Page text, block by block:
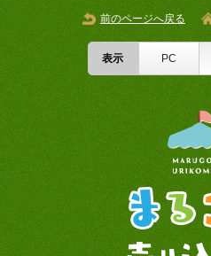
前のページへ戻る
表示 PC